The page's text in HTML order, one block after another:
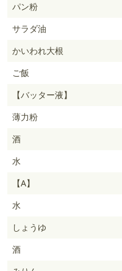
パン粉
サラダ油
かいわれ大根
ご飯
【バッター液】
薄力粉
酒
水
【A】
水
しょうゆ
酒